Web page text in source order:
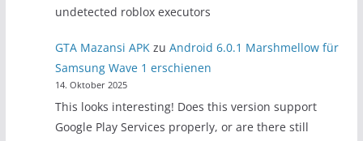
undetected roblox executors
GTA Mazansi APK zuAndroid 6.0.1 Marshmellow für
Samsung Wave 1 erschienen
14. Oktober 2025
This looks interesting! Does this version support
Google Play Services properly, or are there still